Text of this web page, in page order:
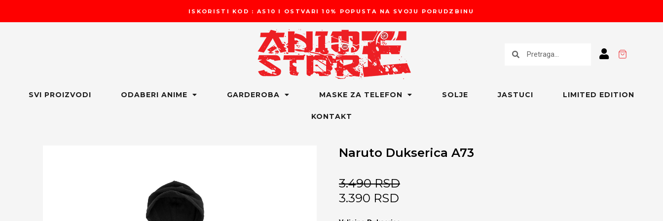
ISKORISTI KOD : AS10 I OSTVARI 10% POPUSTA NA SVOJU PORUDZBINU
SVI PROIZVODI ODABERI ANIME GARDEROBA MASKE ZA TELEFON SOLJE JASTUCI LIMITED EDITION
KONTAKT
Naruto Dukserica A73
3.490RSD
3.390 RSD